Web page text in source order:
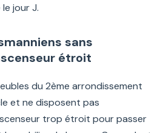
jour J.
sans
étroit
du 2ème arrondissement
et ne disposent pas
trop étroit pour passer